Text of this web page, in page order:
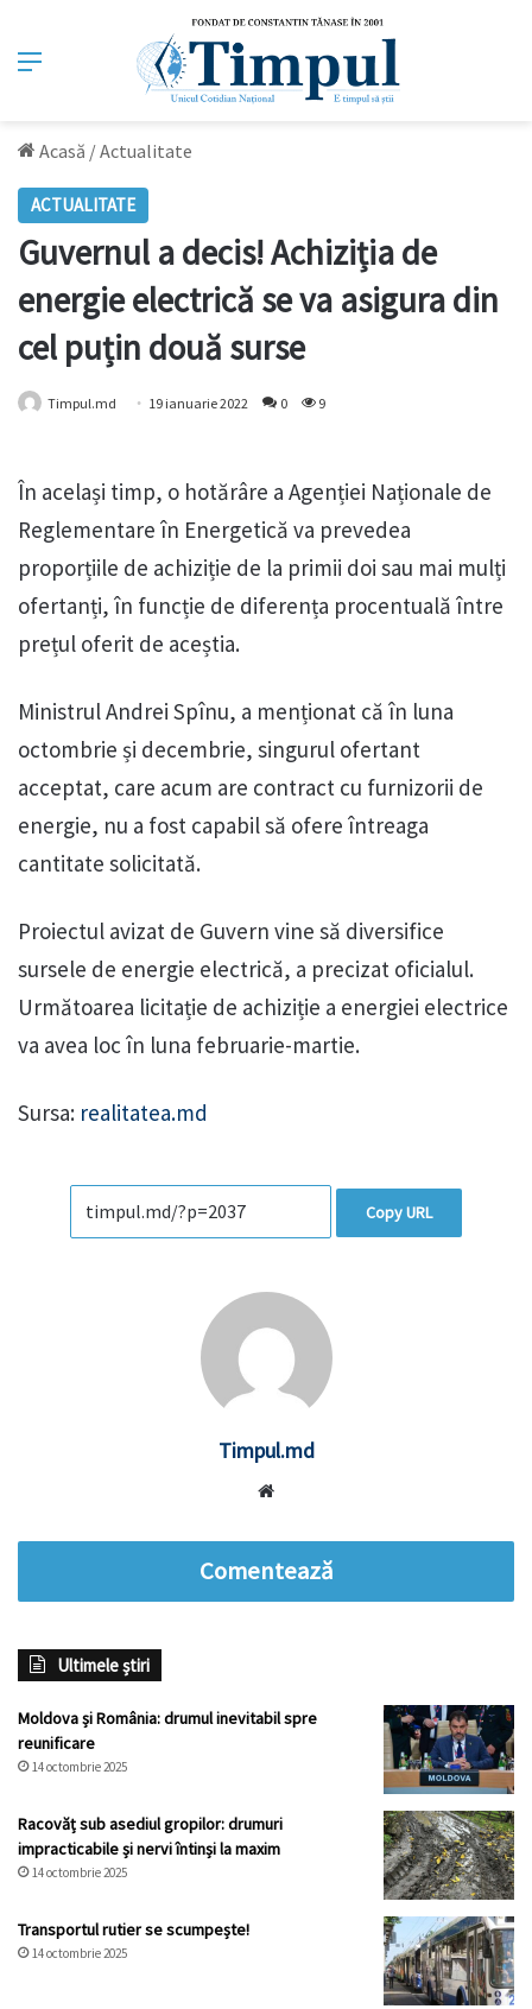
Meniu
Acasă /Actualitate
ACTUALITATE
Guvernul a decis! Achiziția de
energie electrică se va asigura din
cel puțin două surse
Timpul.md 19 ianuarie 2022 0 9
În același timp, o hotărâre a Agenției Naționale de
Reglementare în Energetică va prevedea
proporțiile de achiziție de la primii doi sau mai mulți
ofertanți, în funcție de diferența procentuală între
prețul oferit de aceștia.
Ministrul Andrei Spînu, a menționat că în luna
octombrie și decembrie, singurul ofertant
acceptat, care acum are contract cu furnizorii de
energie, nu a fost capabil să ofere întreaga
cantitate solicitată.
Proiectul avizat de Guvern vine să diversifice
sursele de energie electrică, a precizat oficialul.
Următoarea licitație de achiziție a energiei electrice
va avea loc în luna februarie-martie.
Sursa: realitatea.md
Copy URL
Timpul.md
Comentează
Ultimele știri
Moldova și România: drumul inevitabil spre
reunificare
14 octombrie 2025
Racovăț sub asediul gropilor: drumuri
impracticabile și nervi întinși la maxim
14 octombrie 2025
Transportul rutier se scumpește!
14 octombrie 2025